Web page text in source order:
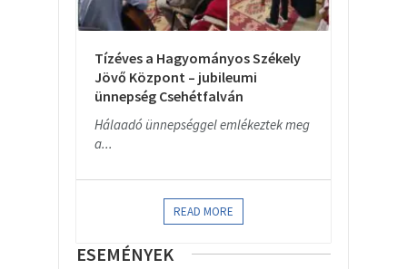
Tízéves a Hagyományos Székely
Jövő Központ – jubileumi
ünnepség Csehétfalván
Hálaadó ünnepséggel emlékeztek meg
a...
READ MORE
ESEMÉNYEK